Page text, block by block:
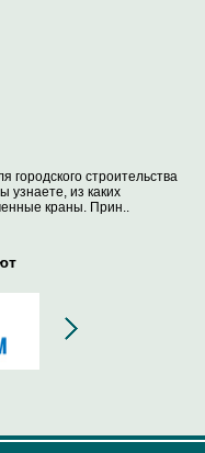
городского строительства
узнаете, из каких
краны. Прин..